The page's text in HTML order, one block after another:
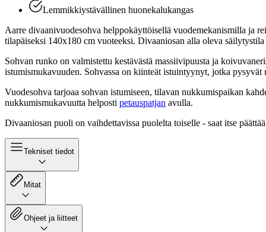
Lemmikkiystävällinen huonekalukangas
Aarre divaanivuodesohva helppokäyttöisellä vuodemekanismilla ja
tilapäiseksi 140x180 cm vuoteeksi. Divaaniosan alla oleva
Sohvan runko on valmistettu kestävästä massiivipuusta ja
istumismukavuuden. Sohvassa on kiinteät istuintyynyt, jotka
Vuodesohva tarjoaa sohvan istumiseen, tilavan nukkumispaikan
nukkumismukavuutta helposti petauspatjan avulla.
Divaaniosan puoli on vaihdettavissa puolelta toiselle - saat itse
Tekniset tiedot
Mitat
Ohjeet ja liitteet